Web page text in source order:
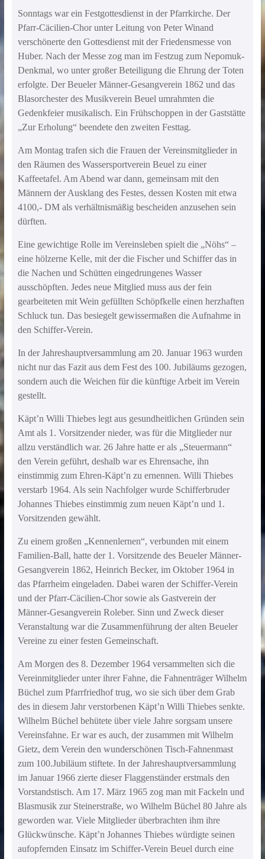
Sonntags war ein Festgottesdienst in der Pfarrkirche. Der
Pfarr-Cäcilien-Chor unter Leitung von Peter Winand
verschönerte den Gottesdienst mit der Friedensmesse von
Huber. Nach der Messe zog man im Festzug zum Nepomuk-
Denkmal, wo unter großer Beteiligung die Ehrung der Toten
erfolgte. Der Beueler Männer-Gesangverein 1862 und das
Blasorchester des Musikverein Beuel umrahmten die
Gedenkfeier musikalisch. Ein Frühschoppen in der Gaststätte
„Zur Erholung“ beendete den zweiten Festtag.
Am Montag trafen sich die Frauen der Vereinsmitglieder in
den Räumen des Wassersportverein Beuel zu einer
Kaffeetafel. Am Abend war dann, gemeinsam mit den
Männern der Ausklang des Festes, dessen Kosten mit etwa
4100,- DM als verhältnismäßig bescheiden anzusehen sein
dürften.
Eine gewichtige Rolle im Vereinsleben spielt die „Nöhs“ –
eine hölzerne Kelle, mit der die Fischer und Schiffer das in
die Nachen und Schütten eingedrungenes Wasser
ausschöpften. Jedes neue Mitglied muss aus der fein
gearbeiteten mit Wein gefüllten Schöpfkelle einen herzhaften
Schluck tun. Das besiegelt gewissermaßen die Aufnahme in
den Schiffer-Verein.
In der Jahreshauptversammlung am 20. Januar 1963 wurden
nicht nur das Fazit aus dem Fest des 100. Jubiläums gezogen,
sondern auch die Weichen für die künftige Arbeit im Verein
gestellt.
Käpt’n Willi Thiebes legt aus gesundheitlichen Gründen sein
Amt als 1. Vorsitzender nieder, was für die Mitglieder nur
allzu verständlich war. 26 Jahre hatte er als „Steuermann“
den Verein geführt, deshalb war es Ehrensache, ihn
einstimmig zum Ehren-Käpt’n zu ernennen. Willi Thiebes
verstarb 1964. Als sein Nachfolger wurde Schifferbruder
Johannes Thiebes einstimmig zum neuen Käpt’n und 1.
Vorsitzenden gewählt.
Zu einem großen „Kennenlernen“, verbunden mit einem
Familien-Ball, hatte der 1. Vorsitzende des Beueler Männer-
Gesangverein 1862, Heinrich Becker, im Oktober 1964 in
das Pfarrheim eingeladen. Dabei waren der Schiffer-Verein
und der Pfarr-Cäcilien-Chor sowie als Gastverein der
Männer-Gesangverein Roleber. Sinn und Zweck dieser
Veranstaltung war die Zusammenführung der alten Beueler
Vereine zu einer festen Gemeinschaft.
Am Morgen des 8. Dezember 1964 versammelten sich die
Vereinmitglieder unter ihrer Fahne, die Fahnenträger Wilhelm
Büchel zum Pfarrfriedhof trug, wo sie sich über dem Grab
des in diesem Jahr verstorbenen Käpt’n Willi Thiebes senkte.
Wilhelm Büchel behütete über viele Jahre sorgsam unsere
Vereinsfahne. Er war es auch, der zusammen mit Wilhelm
Gietz, dem Verein den wunderschönen Tisch-Fahnenmast
zum 100.Jubiläum stiftete. In der Jahreshauptversammlung
im Januar 1966 zierte dieser Flaggenständer erstmals den
Vorstandstisch. Am 17. März 1965 zog man mit Fackeln und
Blasmusik zur Steinerstraße, wo Wilhelm Büchel 80 Jahre als
geworden war. Viele Mitglieder überbrachten ihm ihre
Glückwünsche. Käpt’n Johannes Thiebes würdigte seinen
aufopfernden Einsatz im Schiffer-Verein Beuel durch eine